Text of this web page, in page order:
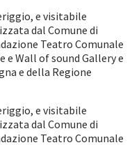
e visitabile
dal Comune di
Teatro Comunale
e Wall of sound Gallery e
e della Regione
e visitabile
dal Comune di
Teatro Comunale